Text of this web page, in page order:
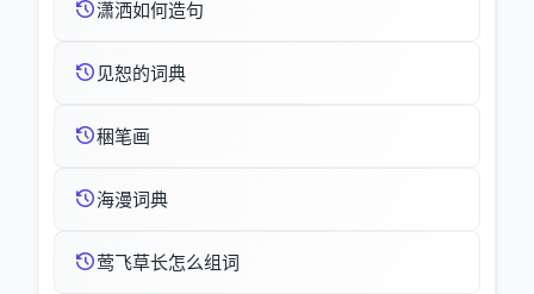
潇洒如何造句
见恕的词典
稇笔画
海漫词典
莺飞草长怎么组词